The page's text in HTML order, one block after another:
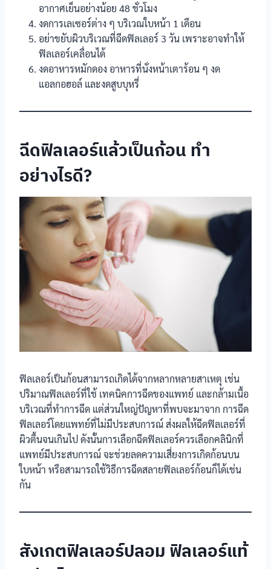
อากาศเย็นอย่างน้อย 48 ชั่วโมง
งดการเลเซอร์ต่าง ๆ บริเวณใบหน้า 1 เดือน
อย่าขยับผิวบริเวณที่ฉีดฟิลเลอร์ 3 วัน เพราะอาจทำให้
ฟิลเลอร์เคลื่อนได้
งดอาหารหมักดอง อาหารที่นั่งหน้าเตาร้อน ๆ งด
แอลกอฮอล์ และงดสูบบุหรี่
ฉีดฟิลเลอร์แล้วเป็นก้อน ทำ
อย่างไรดี?
ฟิลเลอร์เป็นก้อนสามารถเกิดได้จากหลากหลายสาเหตุ เช่น
ปริมาณฟิลเลอร์ที่ใช้ เทคนิคการฉีดของแพทย์ และกล้ามเนื้อ
บริเวณที่ทำการฉีด แต่ส่วนใหญ่ปัญหาที่พบจะมาจาก การฉีด
ฟิลเลอร์โดยแพทย์ที่ไม่มีประสบการณ์ ส่งผลให้ฉีดฟิลเลอร์ที่
ผิวตื้นจนเกินไป ดังนั้นการเลือกฉีดฟิลเลอร์ควรเลือกคลินิกที่
แพทย์มีประสบการณ์ จะช่วยลดความเสี่ยงการเกิดก้อนบน
ใบหน้า หรือสามารถใช้วิธีการฉีดสลายฟิลเลอร์ก้อนก็ได้เช่น
กัน
สังเกตฟิลเลอร์ปลอม ฟิลเลอร์แท้